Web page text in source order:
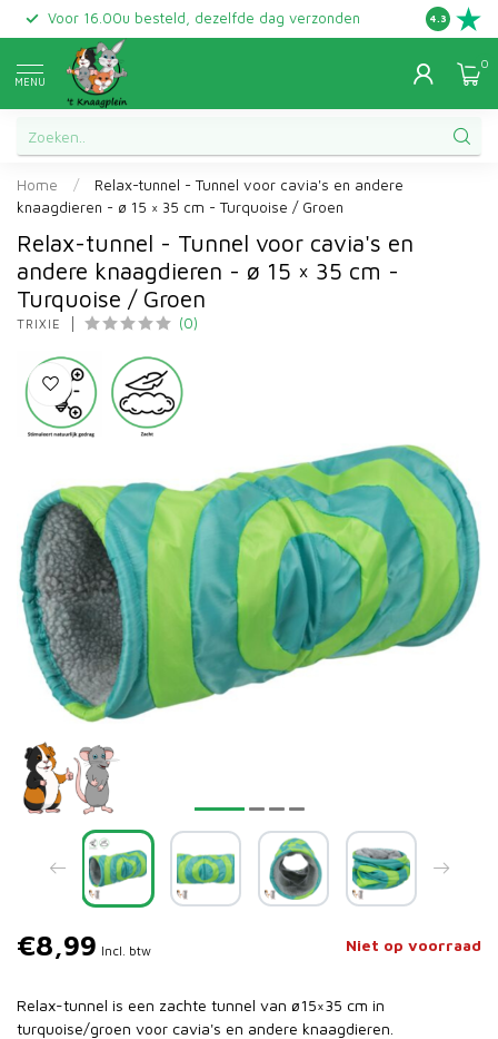
Voor 16.00u besteld, dezelfde dag verzonden Gratis
4.3
MENU
0
Home /
Relax-tunnel - Tunnel voor cavia's en andere
knaagdieren - ø 15 × 35 cm - Turquoise / Groen
Relax-tunnel - Tunnel voor cavia's en
andere knaagdieren - ø 15 × 35 cm -
Turquoise / Groen
TRIXIE (0)
€8,99 Incl. btw Niet op voorraad
Relax-tunnel is een zachte tunnel van ø15×35 cm in
turquoise/groen voor cavia's en andere knaagdieren.